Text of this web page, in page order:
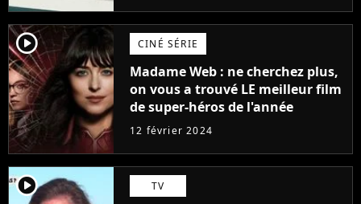
player2 CINÉ SÉRIE
Madame Web : ne cherchez plus,
on vous a trouvé LE meilleur film
de super-héros de l'année
12 février 2024
player2 TV